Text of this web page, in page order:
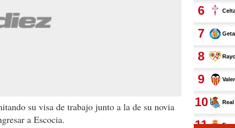
su visa de trabajo junto a la de su novia
a Escocia.